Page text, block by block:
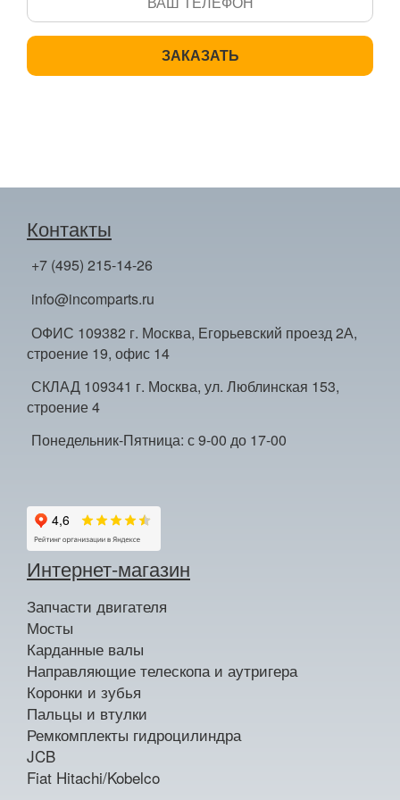
Контакты
+7 (495) 215-14-26
info@incomparts.ru
ОФИС 109382 г. Москва, Егорьевский проезд 2А,
строение 19, офис 14
СКЛАД 109341 г. Москва, ул. Люблинская 153,
строение 4
Понедельник-Пятница: с 9-00 до 17-00
Интернет-магазин
Запчасти двигателя
Мосты
Карданные валы
Направляющие телескопа и аутригера
Коронки и зубья
Пальцы и втулки
Ремкомплекты гидроцилиндра
JCB
Fiat Hitachi/Kobelco